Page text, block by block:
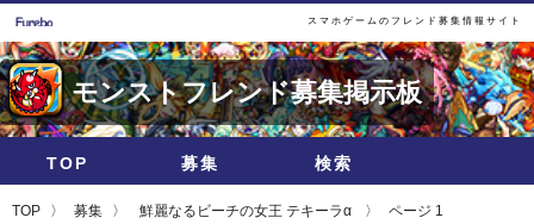
スマホゲームのフレンド募集情報サイト
モンストフレンド募集掲示板
TOP 募集 検索
TOP 募集 鮮麗なるビーチの女王 テキーラα ページ 1